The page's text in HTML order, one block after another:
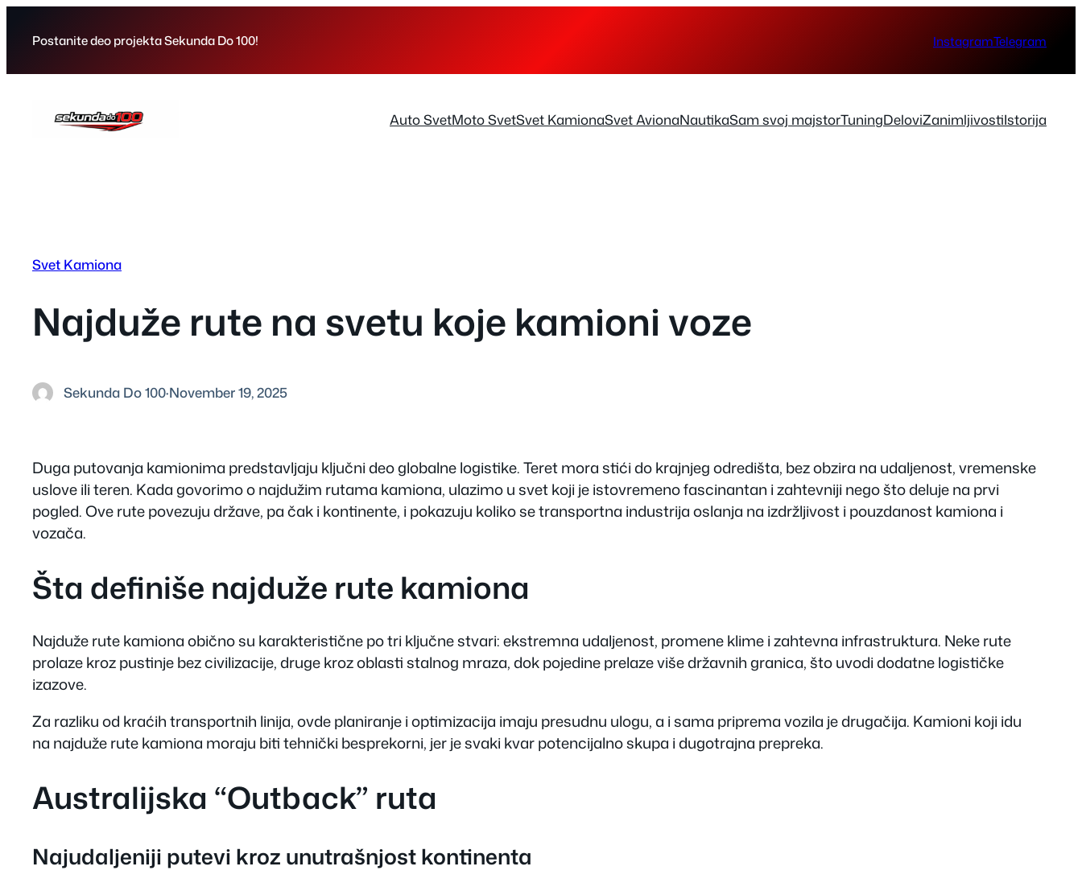
Postanite deo projekta Sekunda Do 100! InstagramTelegram
Auto SvetMoto SvetSvet KamionaSvet AvionaNautikaSam svoj majstorTuningDeloviZanimljivostiIstorija
Svet Kamiona
Najduže rute na svetu koje kamioni voze
Sekunda Do 100·November 19, 2025
Duga putovanja kamionima predstavljaju ključni deo globalne logistike. Teret mora stići do krajnjeg odredišta, bez obzira na udaljenost, vremenske
uslove ili teren. Kada govorimo onajdužim rutama kamiona, ulazimo u svet koji je istovremeno fascinantan i zahtevniji nego što deluje na prvi
pogled. Ove rute povezuju države, pa čak i kontinente, i pokazuju koliko se transportna industrija oslanja na izdržljivost i pouzdanost kamiona i
vozača.
Šta definiše najduže rute kamiona
Najduže rute kamiona obično su karakteristične po tri ključne stvari: ekstremna udaljenost, promene klime i zahtevna infrastruktura. Neke rute
prolaze kroz pustinje bez civilizacije, druge kroz oblasti stalnog mraza, dok pojedine prelaze više državnih granica, što uvodi dodatne logističke
izazove.
Za razliku od kraćih transportnih linija, ovde planiranje i optimizacija imaju presudnu ulogu, a i sama priprema vozila je drugačija. Kamioni koji idu
na najduže rute kamiona moraju biti tehnički besprekorni, jer je svaki kvar potencijalno skupa i dugotrajna prepreka.
Australijska “Outback” ruta
Najudaljeniji putevi kroz unutrašnjost kontinenta